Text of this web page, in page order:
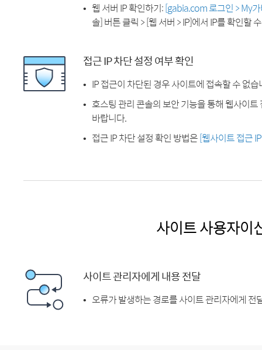
웹 서버 IP 확인하기:[gabia.com 로그인 > My
솔] 버튼 클릭 > [웹 서버 > IP]에서 IP를 확인할
접근 IP 차단 설정 여부 확인
IP 접근이 차단된 경우 사이트에 접속할 수 없습
호스팅 관리 콘솔의 보안 기능을 통해 웹사이
바랍니다.
접근 IP 차단 설정 확인 방법은[웹사이트 접근
사이트 사용자이
사이트 관리자에게 내용 전달
오류가 발생하는 경로를 사이트 관리자에게 전